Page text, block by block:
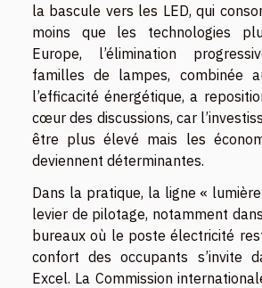
la bascule vers les LED, qui
moins que les technologies
Europe, l’élimination
familles de lampes, combinée
l’efficacité énergétique, a
cœur des discussions, car
être plus élevé mais les
deviennent déterminantes.
Dans la pratique, la ligne «
levier de pilotage, notamment
bureaux où le poste électricité
confort des occupants s’invite
Excel. La Commission